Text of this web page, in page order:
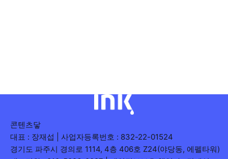
콘텐츠닿
대표 : 장재섭 | 사업자등록번호 : 832-22-01524
경기도 파주시 경의로 1114, 4층 406호 Z24(야당동, 에펠타워)